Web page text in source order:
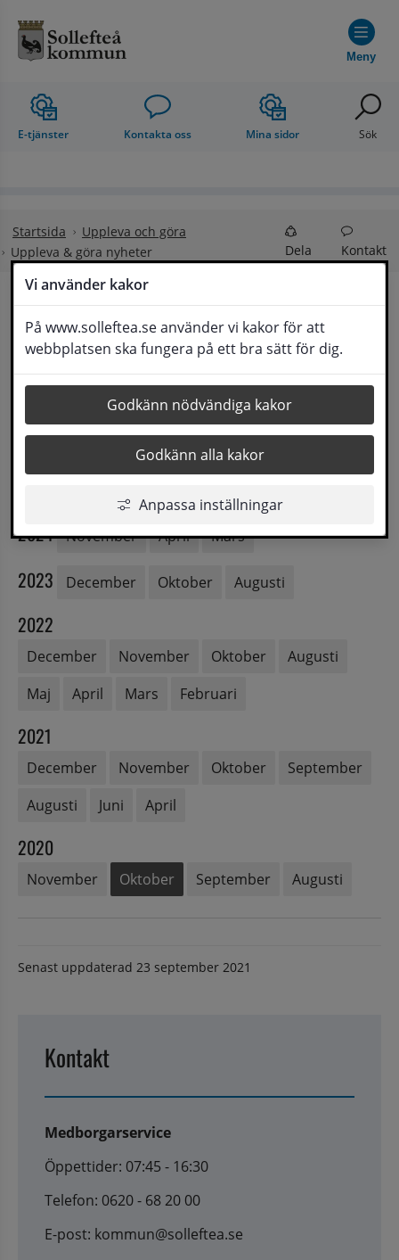
Vi använder kakor
På www.solleftea.se använder vi kakor för att
webbplatsen ska fungera på ett bra sätt för dig.
Godkänn nödvändiga kakor
Godkänn alla kakor
Anpassa inställningar
Meny
E-tjänster Kontakta oss Mina sidor Sök
Startsida
Uppleva och göra
Uppleva & göra nyheter
Dela Kontakt
Uppleva & göra
nyheter
2026
2024 November April Mars
2023 December Oktober Augusti
2022
December November Oktober
Augusti
Maj
April Mars Februari
2021
December November Oktober
September
Augusti
Juni April
2020
November Oktober September Augusti
Senast uppdaterad 23 september 2021
Kontakt
Medborgarservice
Öppettider: 07:45 - 16:30
Telefon: 0620 - 68 20 00
E-post: kommun@solleftea.se